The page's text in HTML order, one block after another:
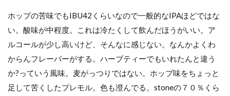
ホップの苦味でもIBU42くらいなので一般的なIPAほどではな
い。酸味が中程度。これは冷たくして飲んだほうがいい。ア
ルコールが少し高いけど、そんなに感じない。なんかよくわ
からんフレーバーがする。ハーブティーでもいれたんと違う
か?っていう風味。麦がっつりではない。ホップ味をちょっと
足して苦くしたプレモル。色も澄んでる。stoneの７０％くら